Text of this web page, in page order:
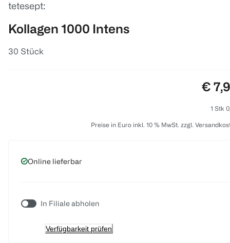
tetesept:
Kollagen 1000 Intens
30 Stück
€
1 Stk
Preise in Euro inkl. 10 % MwSt. zzgl.
Online lieferbar
In Filiale abholen
Verfügbarkeit prüfen